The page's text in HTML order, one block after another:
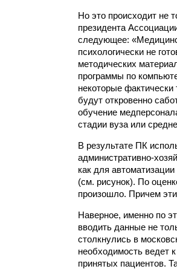
Но это происходит не
президента
следующее:
психологически не
методических
программы по
некоторые
будут откровенно
обучение
стадии вуза или
В результате ПК
администра­тивно-
как для
(см. рисунок). По
произошло. Причем
Наверное, именно по
вводить данные не
столкнулись в
необходимость ведет
принятых пациентов.